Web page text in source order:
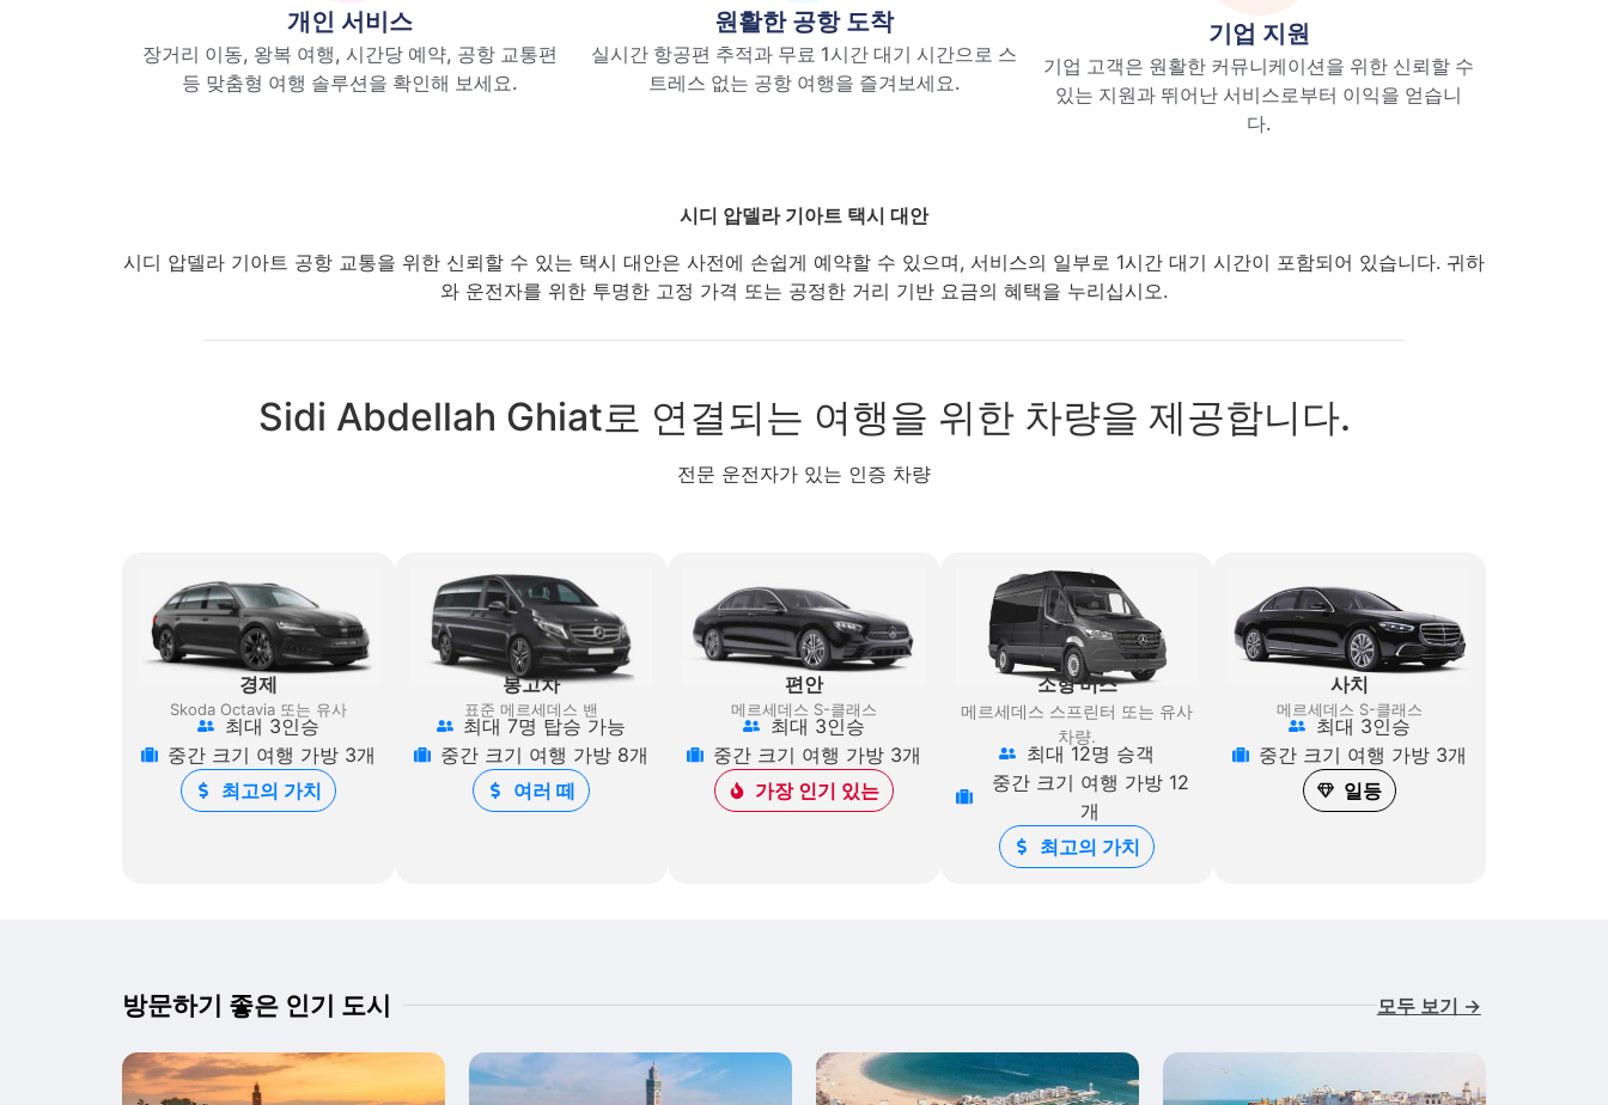
개인 서비스
장거리 이동, 왕복 여행, 시간당 예약, 공항 교통편
등 맞춤형 여행 솔루션을 확인해 보세요.
원활한 공항 도착
실시간 항공편 추적과 무료 1시간 대기 시간으로 스
트레스 없는 공항 여행을 즐겨보세요.
기업 지원
기업 고객은 원활한 커뮤니케이션을 위한 신뢰할 수
있는 지원과 뛰어난 서비스로부터 이익을 얻습니
다.
시디 압델라 기아트 택시 대안
시디 압델라 기아트 공항 교통을 위한 신뢰할 수 있는 택시 대안은 사전에 손쉽게 예약할 수 있으며, 서비스의 일부로 1시간 대기 시간이 포함되어 있습니다. 귀하
와 운전자를 위한 투명한 고정 가격 또는 공정한 거리 기반 요금의 혜택을 누리십시오.
Sidi Abdellah Ghiat로 연결되는 여행을 위한 차량을 제공합니다.
전문 운전자가 있는 인증 차량
경제
Skoda Octavia 또는 유사
최대 3인승
중간 크기 여행 가방 3개
최고의 가치
봉고차
표준 메르세데스 밴
최대 7명 탑승 가능
중간 크기 여행 가방 8개
여러 떼
편안
메르세데스 S-클래스
최대 3인승
중간 크기 여행 가방 3개
가장 인기 있는
소형 버스
메르세데스 스프린터 또는 유사
차량.
최대 12명 승객
중간 크기 여행 가방 12
개
최고의 가치
사치
메르세데스 S-클래스
최대 3인승
중간 크기 여행 가방 3개
일등
방문하기 좋은 인기 도시 모두 보기 →